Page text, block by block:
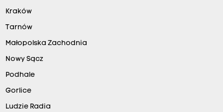
Kraków
Tarnów
Małopolska Zachodnia
Nowy Sącz
Podhale
Gorlice
Ludzie Radia